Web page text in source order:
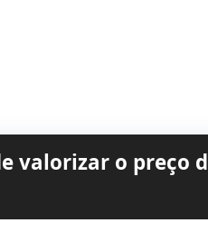
valorizar o preço